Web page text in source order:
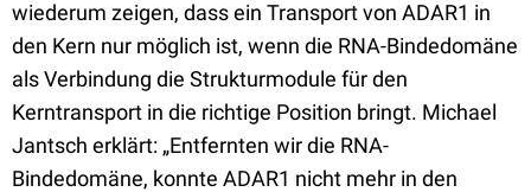
wiederum zeigen, dass ein Transport von ADAR1 in
den Kern nur möglich ist, wenn die RNA-Bindedomäne
als Verbindung die Strukturmodule für den
Kerntransport in die richtige Position bringt. Michael
Jantsch erklärt: „Entfernten wir die RNA-
Bindedomäne, konnte ADAR1 nicht mehr in den